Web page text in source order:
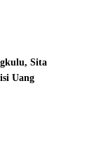
Sita
Uang